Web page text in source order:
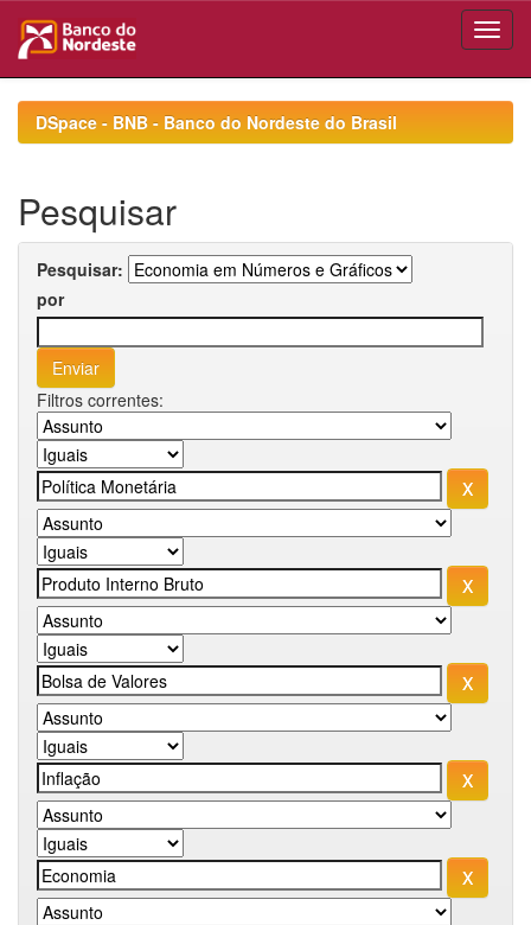
navigationDSpace - BNB - Banco do Nordeste do Brasil
Pesquisar
Pesquisar:
por
Filtros correntes: